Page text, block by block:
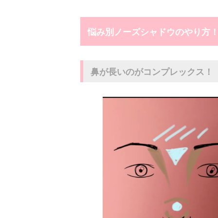
悩み別ノーズシャドウのやり方
鼻が長いのがコンプレックス！